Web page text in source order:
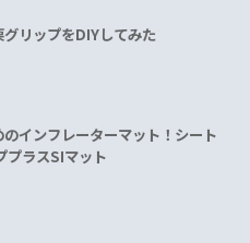
リップをDIYしてみた
インフレーターマット！シート
プラスSIマット